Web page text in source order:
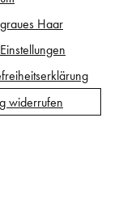
Haar
widerrufen